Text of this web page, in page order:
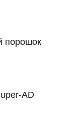
порошок
AD